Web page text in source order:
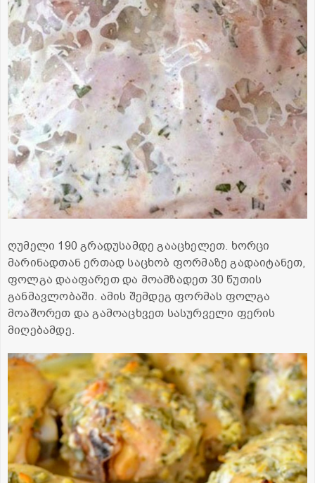
ღუმელი 190 გრადუსამდე გააცხელეთ. ხორცი
მარინადთან ერთად საცხობ ფორმაზე გადაიტანეთ,
ფოლგა დააფარეთ და მოამზადეთ 30 წუთის
განმავლობაში. ამის შემდეგ ფორმას ფოლგა
მოაშორეთ და გამოაცხვეთ სასურველი ფერის
მიღებამდე.